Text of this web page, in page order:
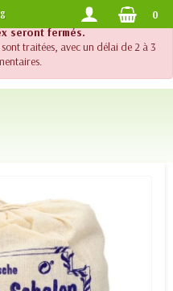
le support téléphonique
seront fermés.
traitées, avec un délai de 2 à 3
PORTS OFFERTS DES 120.- 0